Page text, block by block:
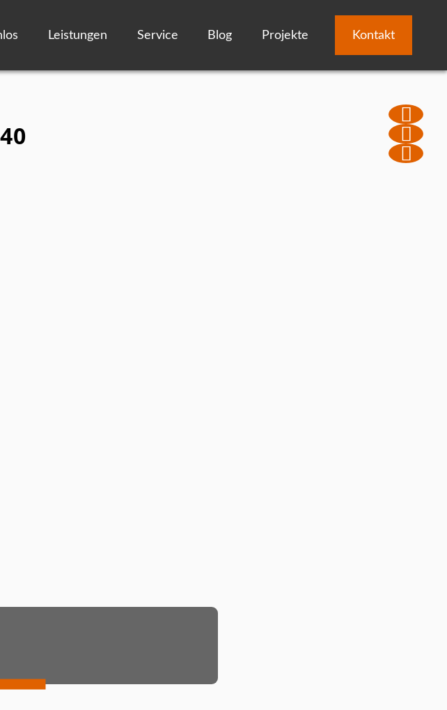
Leistungen Service Blog Projekte Kontakt